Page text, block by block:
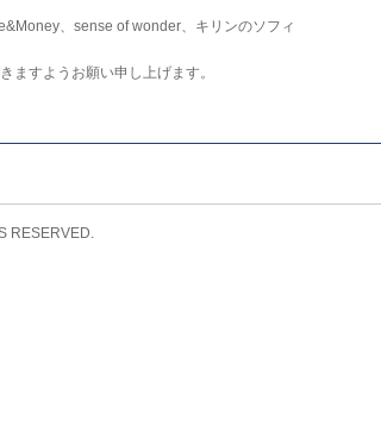
、sense of wonder、キリンのソフィ
ますようお願い申し上げます。